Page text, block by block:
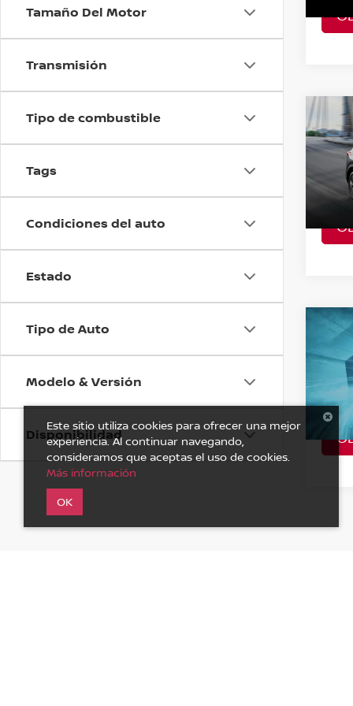
Tamaño Del Motor
Transmisión
Tipo de combustible
Tags
Condiciones del auto
Estado
Tipo de Auto
Modelo & Versión
Disponibilidad A
Este sitio utiliza cookies para ofrecer una mejor
experiencia. Al continuar navegando,
consideramos que aceptas el uso de cookies.
Más información
OK